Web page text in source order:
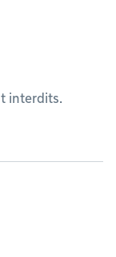
interdits.